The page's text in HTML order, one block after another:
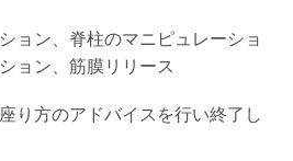
ョン、脊柱のマニピュレーショ
ョン、筋膜リリース
り方のアドバイスを行い終了し